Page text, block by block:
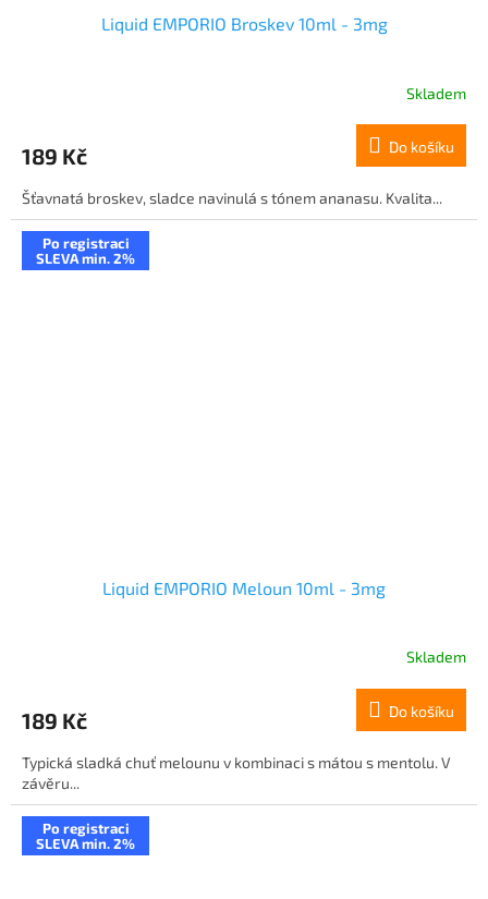
Liquid EMPORIO Broskev 10ml - 3mg
Skladem
189 Kč Do košíku
Šťavnatá broskev, sladce navinulá s tónem ananasu. Kvalita...
Po registraci
SLEVA min. 2%
Liquid EMPORIO Meloun 10ml - 3mg
Skladem
189 Kč Do košíku
Typická sladká chuť melounu v kombinaci s mátou s mentolu. V
závěru...
Po registraci
SLEVA min. 2%